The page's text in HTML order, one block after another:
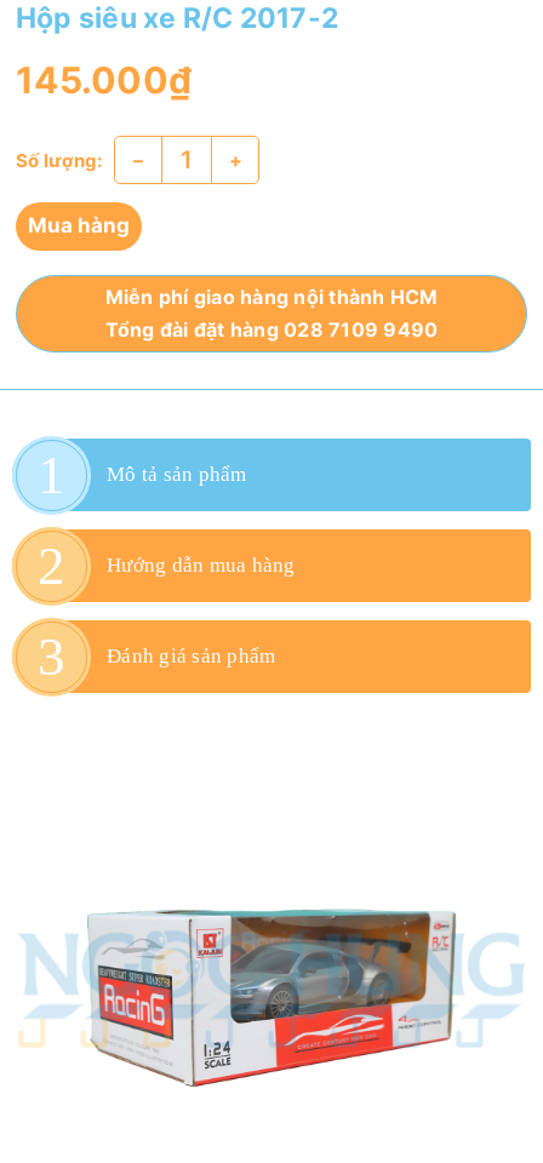
Hộp siêu xe R/C 2017-2
145.000₫
Số lượng: – +
Mua hàng
Miễn phí giao hàng nội thành HCM
Tổng đài đặt hàng 028 7109 9490
Mô tả sản phẩm
Hướng dẫn mua hàng
Đánh giá sản phẩm